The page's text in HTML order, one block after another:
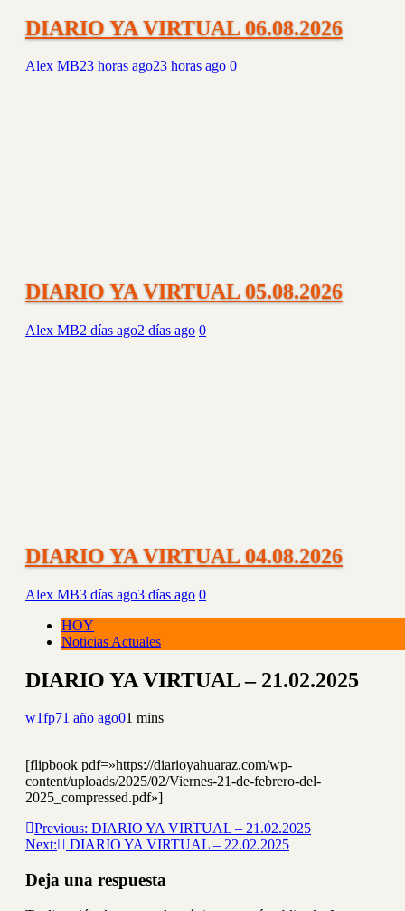
DIARIO YA VIRTUAL 06.08.2026
Alex MB23 horas ago23 horas ago 0
DIARIO YA VIRTUAL 05.08.2026
Alex MB2 días ago2 días ago 0
DIARIO YA VIRTUAL 04.08.2026
Alex MB3 días ago3 días ago 0
HOY
Noticias Actuales
DIARIO YA VIRTUAL – 21.02.2025
w1fp71 año ago01 mins
[flipbook pdf=»https://diarioyahuaraz.com/wp-
content/uploads/2025/02/Viernes-21-de-febrero-del-
2025_compressed.pdf»]
Navegación
de
entradas
Previous: DIARIO YA VIRTUAL – 21.02.2025
Next:
DIARIO YA VIRTUAL – 22.02.2025
Deja una respuesta